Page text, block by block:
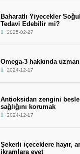
Baharatlı Yiyecekler
Tedavi Edebilir mi?
2025-02-27
Omega-3 hakkında
2024-12-17
Antioksidan zengini
sağlığını korumak
2024-12-17
Şekerli içeceklere hayır,
ikramlara evet